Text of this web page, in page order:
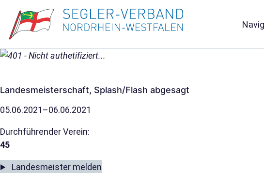
Landesmeisterschaft, Splash/Flash abgesagt
05.06.2021–06.06.2021
Durchführender Verein:
45
Landesmeister melden